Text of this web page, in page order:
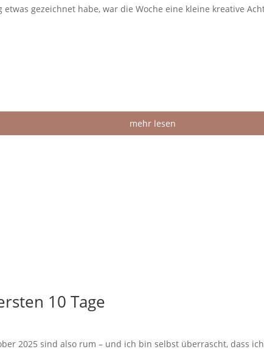
etwas gezeichnet habe, war die Woche eine kleine kreative
mehr lesen
10 Tage
2025 sind also rum – und ich bin selbst überrascht, dass